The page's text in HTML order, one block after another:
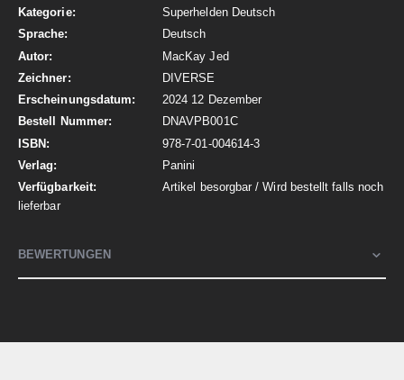
Informationen
Superhelden Deutsch
Deutsch
MacKay Jed
DIVERSE
2024 12 Dezember
DNAVPB001C
978-7-01-004614-3
Panini
Artikel besorgbar / Wird bestellt falls noch
lieferbar
BEWERTUNGEN